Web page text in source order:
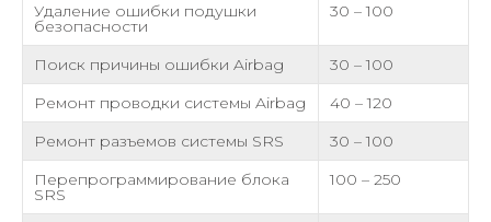
Удаление ошибки подушки
безопасности
30 – 100
Поиск причины ошибки Airbag
30 – 100
Ремонт проводки системы Airbag
40 – 120
Ремонт разъемов системы SRS
30 – 100
Перепрограммирование блока
SRS
100 – 250